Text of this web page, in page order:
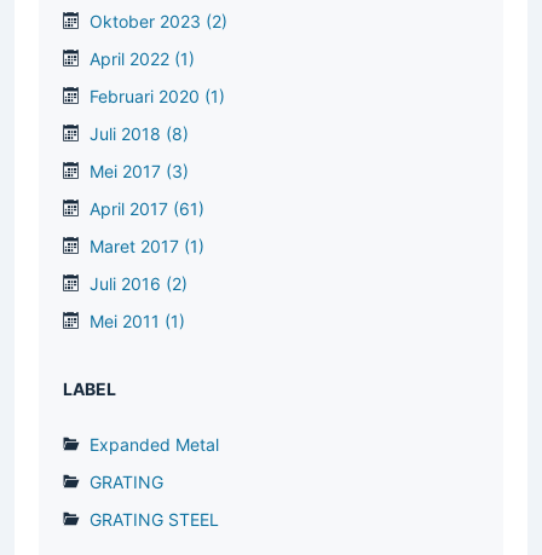
Oktober 2023 (2)
April 2022 (1)
Februari 2020 (1)
Juli 2018 (8)
Mei 2017 (3)
April 2017 (61)
Maret 2017 (1)
Juli 2016 (2)
Mei 2011 (1)
LABEL
Expanded Metal
GRATING
GRATING STEEL